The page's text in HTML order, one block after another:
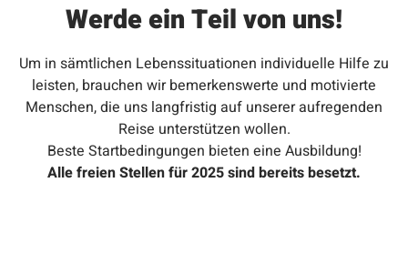
Werde ein Teil von uns!
Um in sämtlichen Lebenssituationen individuelle Hilfe zu
leisten, brauchen wir bemerkenswerte und motivierte
Menschen, die uns langfristig auf unserer aufregenden
Reise unterstützen wollen.
Beste Startbedingungen bieten eine Ausbildung!
Alle freien Stellen für 2025 sind bereits besetzt.